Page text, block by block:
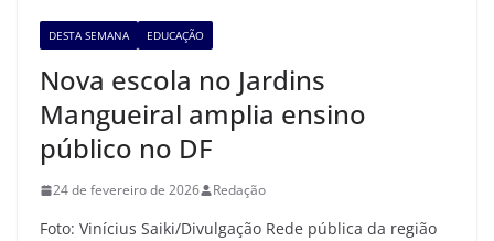
DESTA SEMANA EDUCAÇÃO
Nova escola no Jardins
Mangueiral amplia ensino
público no DF
24 de fevereiro de 2026 Redação
Foto: Vinícius Saiki/Divulgação Rede pública da região